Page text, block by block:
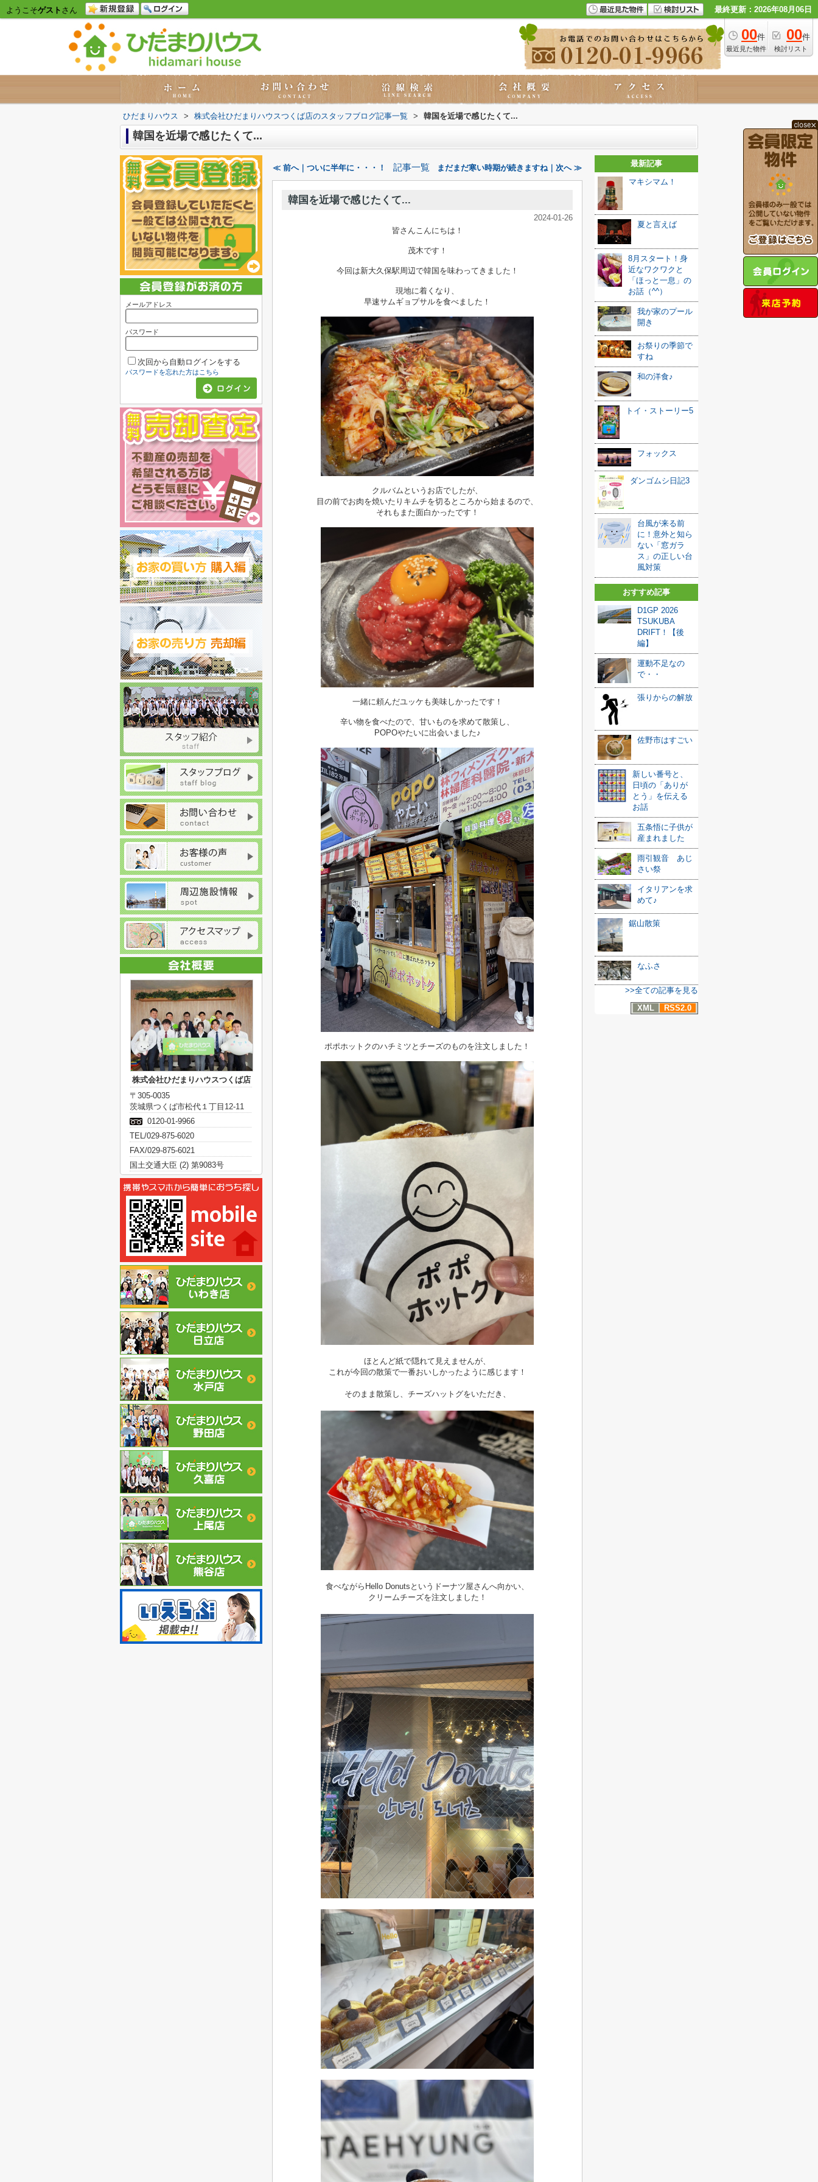
ようこそゲスト さん 最終更新：2026年08月06日
00件
最近見た物件
00件
検討リスト
ひだまりハウス > 株式会社ひだまりハウスつくば店のスタッフブログ記事一覧 > 韓国を近場で感じたくて...
韓国を近場で感じたくて...
≪ 前へ｜ついに半年に・・・！ 記事一覧 まだまだ寒い時期が続きますね｜次へ ≫
韓国を近場で感じたくて...
2024-01-26
皆さんこんにちは！
茂木です！
今回は新大久保駅周辺で韓国を味わってきました！
現地に着くなり、
早速サムギョプサルを食べました！
クルバムというお店でしたが、
目の前でお肉を焼いたりキムチを切るところから始まるので、
それもまた面白かったです！
一緒に頼んだユッケも美味しかったです！
辛い物を食べたので、甘いものを求めて散策し、
POPOやたいに出会いました♪
ポポホットクのハチミツとチーズのものを注文しました！
ほとんど紙で隠れて見えませんが、
これが今回の散策で一番おいしかったように感じます！
そのまま散策し、チーズハットグをいただき、
食べながらHello Donutsというドーナツ屋さんへ向かい、
クリームチーズを注文しました！
最新記事
マキシマム！
夏と言えば
8月スタート！身
近なワクワクと
「ほっと一息」の
お話（^^）
我が家のプール
開き
お祭りの季節で
すね
和の洋食♪
トイ・ストーリー5
フォックス
ダンゴムシ日記3
台風が来る前
に！意外と知ら
ない「窓ガラ
ス」の正しい台
風対策
おすすめ記事
D1GP 2026
TSUKUBA
DRIFT！【後
編】
運動不足なの
で・・
張りからの解放
佐野市はすごい
新しい番号と、
日頃の「ありが
とう」を伝える
お話
五条悟に子供が
産まれました
雨引観音 あじ
さい祭
イタリアンを求
めて♪
鋸山散策
なふさ
>>全ての記事を見る
XML
RSS2.0
メールアドレス
パスワード
次回から自動ログインをする
パスワードを忘れた方はこちら
株式会社ひだまりハウスつくば店
〒305-0035
茨城県つくば市松代１丁目12-11
0120-01-9966
TEL/029-875-6020
FAX/029-875-6021
国土交通大臣 (2) 第9083号